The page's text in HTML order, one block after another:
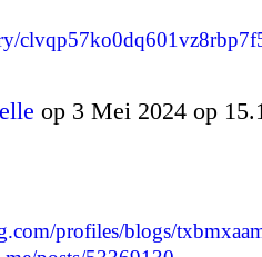
op 3 Mei 2024 op
profiles/blogs/